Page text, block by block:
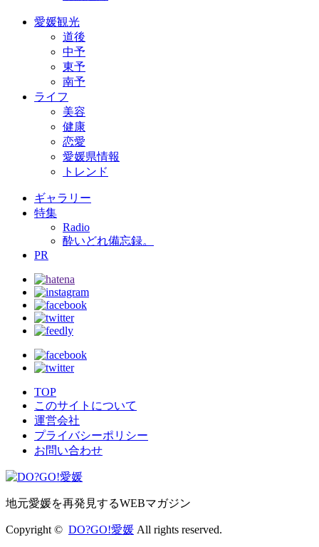
愛媛観光
道後
中予
東予
南予
ライフ
美容
健康
恋愛
愛媛県情報
トレンド
ギャラリー
特集
Radio
酔いどれ備忘録。
PR
TOP
このサイトについて
運営会社
プライバシーポリシー
お問い合わせ
地元愛媛を再発見するWEBマガジン
Copyright © DO?GO!愛媛 All rights reserved.